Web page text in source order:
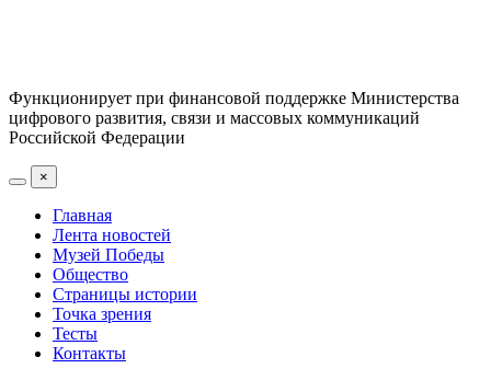
Функционирует при финансовой поддержке Министерства
цифрового развития, связи и массовых коммуникаций
Российской Федерации
×
Главная
Лента новостей
Музей Победы
Общество
Страницы истории
Точка зрения
Тесты
Контакты